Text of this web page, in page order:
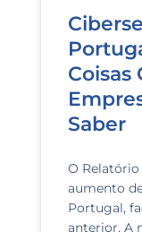
Coisas
Saber
O Relatório
aumento
Portugal,
anterior. A